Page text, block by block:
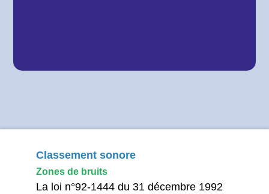
Classement sonore
Zones de bruits
La loi n°92-1444 du 31 décembre 1992